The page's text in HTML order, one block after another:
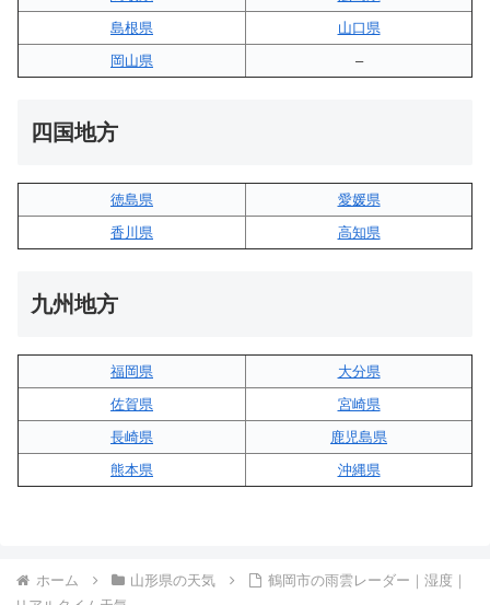
島根県
山口県
岡山県
–
四国地方
徳島県
愛媛県
香川県
高知県
九州地方
福岡県
大分県
佐賀県
宮崎県
長崎県
鹿児島県
熊本県
沖縄県
ホーム 山形県の天気
鶴岡市の雨雲レーダー｜湿度｜